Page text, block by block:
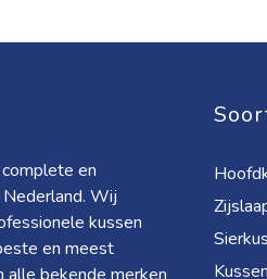
en
Wij
kussen
en meest